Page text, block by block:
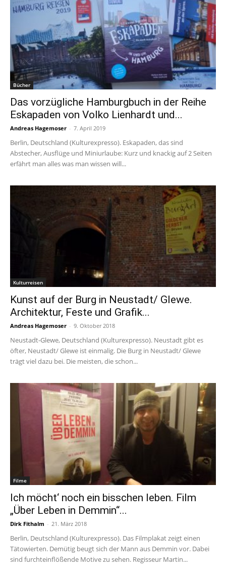
Bücher
Das vorzügliche Hamburgbuch in der Reihe
Eskapaden von Volko Lienhardt und...
Andreas Hagemoser - 7. April 2019
Berlin, Deutschland (Kulturexpresso). Eskapaden, das sind
Abstecher, Ausflüge und Miniurlaube: Kurz und knackig auf 2 Seiten
erfährt man alles was man wissen will...
Kulturreisen
Kunst auf der Burg in Neustadt/ Glewe.
Architektur, Feste und Grafik...
Andreas Hagemoser - 9. Oktober 2018
Neustadt-Glewe, Deutschland (Kulturexpresso). Neustadt gibt es
öfter, Neustadt/ Glewe ist einmalig. Die Burg in Neustadt/ Glewe
trägt viel dazu bei. Die meisten, die schon...
Filme
Ich möcht‘ noch ein bisschen leben. Film
„Über Leben in Demmin“...
Dirk Fithalm - 21. März 2018
Berlin, Deutschland (Kulturexpresso). Das Filmplakat zeigt einen
Tätowierten. Demütig beugt sich der Mann aus Demmin vor. Dabei
sind furchteinflößende Motive zu sehen. Regisseur Martin...